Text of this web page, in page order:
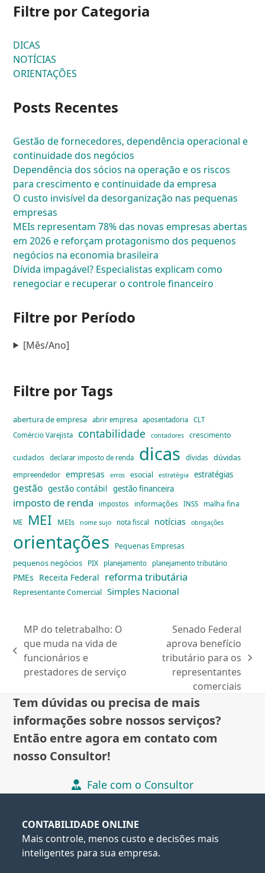
Filtre por Categoria
DICAS
NOTÍCIAS
ORIENTAÇÕES
Posts Recentes
Gestão de fornecedores, dependência operacional e
continuidade dos negócios
Dependência dos sócios na operação e os riscos
para crescimento e continuidade da empresa
O custo invisível da desorganização nas pequenas
empresas
MEIs representam 78% das novas empresas abertas
em 2026 e reforçam protagonismo dos pequenos
negócios na economia brasileira
Dívida impagável? Especialistas explicam como
renegociar e recuperar o controle financeiro
Filtre por Período
[Mês/Ano]
Filtre por Tags
abertura de empresa abrir empresa aposentadoria
CLT
Comércio Varejista
contabilidade contadores crescimento
cuidados declarar imposto de renda dicas dívidas dúvidas
empreendedor empresas erros esocial estratégia estratégias
gestão gestão contábil gestão financeira
imposto de renda impostos informações INSS malha fina
ME MEI MEIs nome sujo nota fiscal notícias obrigações
orientações Pequenas Empresas
pequenos negócios PIX planejamento planejamento tributário
PMEs Receita Federal reforma tributária
Representante Comercial Simples Nacional
previous
post:
MP do teletrabalho: O
que muda na vida de
funcionários e
prestadores de serviço
Senado Federal
aprova benefício
tributário para os
representantes
comerciais
Tem dúvidas ou precisa de mais
informações sobre nossos serviços?
Então entre agora em contato com
nosso Consultor!
Fale com o Consultor
CONTABILIDADE ONLINE
Mais controle, menos custo e decisões mais
inteligentes para sua empresa.